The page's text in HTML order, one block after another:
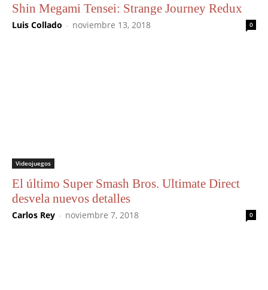
Shin Megami Tensei: Strange Journey Redux
Luis Collado - noviembre 13, 2018 0
Videojuegos
El último Super Smash Bros. Ultimate Direct
desvela nuevos detalles
Carlos Rey - noviembre 7, 2018 0